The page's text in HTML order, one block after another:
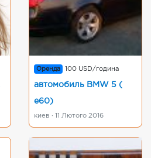
Оренда 100 USD/година
автомобиль BMW 5 (
e60)
киев · 11 Лютого 2016